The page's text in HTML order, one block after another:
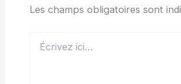
Les champs obligatoires sont
ici…